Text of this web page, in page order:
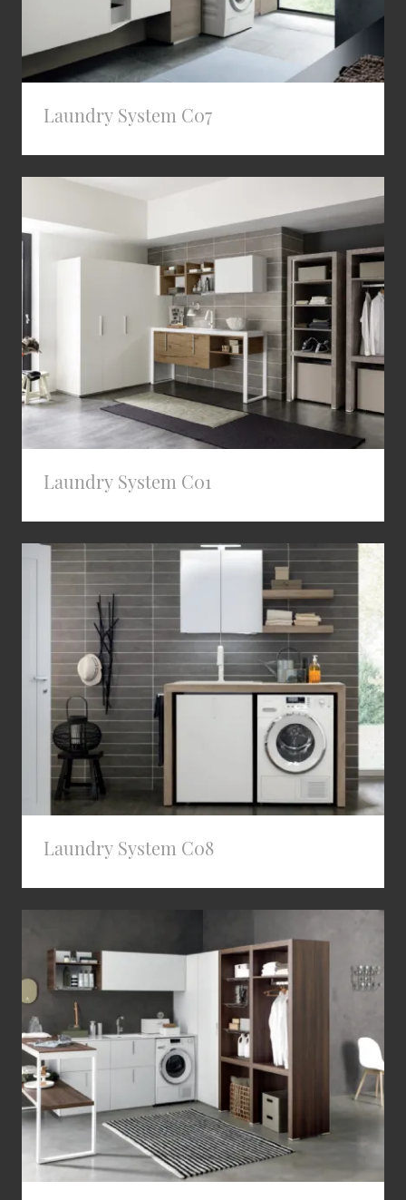
Laundry System C07
Laundry System C01
Laundry System C08